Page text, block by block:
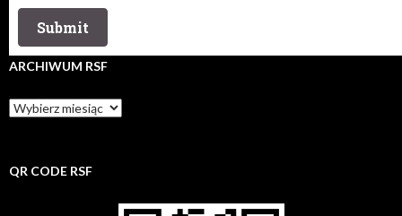
ARCHIWUM RSF
Archiwum
rsf
QR CODE RSF